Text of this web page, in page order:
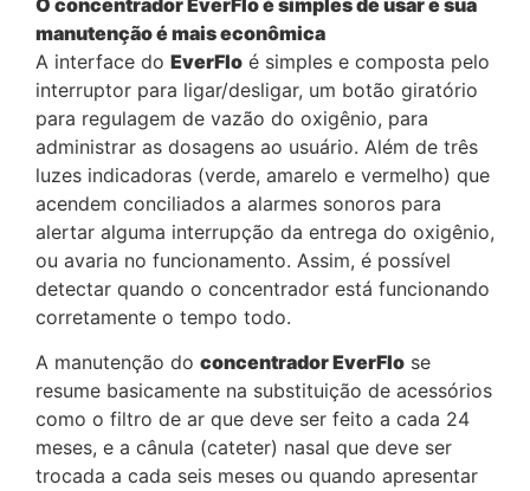
manutenção é mais econômica
A interface do EverFlo é simples e composta pelo
interruptor para ligar/desligar, um botão giratório
para regulagem de vazão do oxigênio, para
administrar as dosagens ao usuário. Além de três
luzes indicadoras (verde, amarelo e vermelho) que
acendem conciliados a alarmes sonoros para
alertar alguma interrupção da entrega do oxigênio,
ou avaria no funcionamento. Assim, é possível
detectar quando o concentrador está funcionando
corretamente o tempo todo.
A manutenção do concentrador EverFlo se
resume basicamente na substituição de acessórios
como o filtro de ar que deve ser feito a cada 24
meses, e a cânula (cateter) nasal que deve ser
trocada a cada seis meses ou quando apresentar